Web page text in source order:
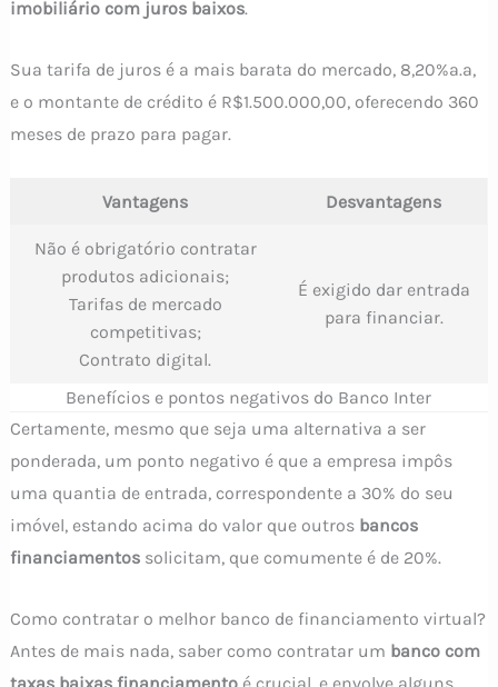
imobiliário com juros baixos.
Sua tarifa de juros é a mais barata do mercado, 8,20%a.a,
e o montante de crédito é R$1.500.000,00, oferecendo 360
meses de prazo para pagar.
Vantagens Desvantagens
Não é obrigatório contratar
produtos adicionais;
Tarifas de mercado
competitivas;
Contrato digital.
É exigido dar entrada
para financiar.
Benefícios e pontos negativos do Banco Inter
Certamente, mesmo que seja uma alternativa a ser
ponderada, um ponto negativo é que a empresa impôs
uma quantia de entrada, correspondente a 30% do seu
imóvel, estando acima do valor que outros bancos
financiamentossolicitam, que comumente é de 20%.
Como contratar o melhor banco de financiamento virtual?
Antes de mais nada, saber como contratar um banco com